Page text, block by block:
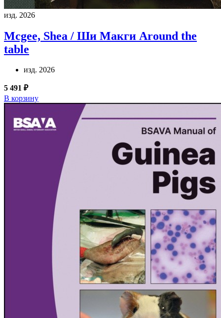
изд. 2026
Mcgee, Shea / Ши Макги Around the
table
изд. 2026
5 491 ₽
В корзину